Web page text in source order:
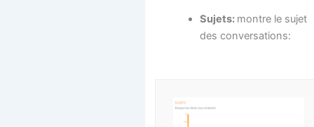
Sujets: montre le sujet
des conversations: